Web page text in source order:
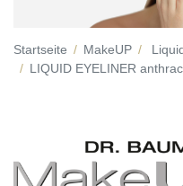
Startseite MakeUP
LIQUID EYELINER